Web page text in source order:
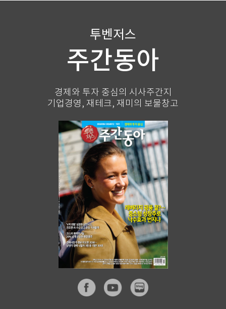
투벤저스
주간동아
경제와 투자 중심의 시사주간지
기업경영, 재테크, 재미의 보물창고